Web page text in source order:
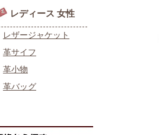
レディース 女性
レザージャケット
革サイフ
革小物
革バッグ